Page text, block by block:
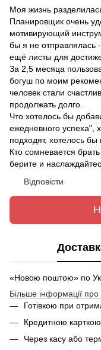
Моя жизнь
Планировщик очень
мотивирующий
бы я не отправлялась
ещё листы для
За 2,5 месяца
богуш по моим
человек стали
продолжать долго.
Что хотелось бы
ежедневного успеха",
подходят, хотелось бы
Кто сомневается
берите и
Відповісти
«Новою поштою» по
Більше інформації про
Готівкою при
Кредитною
Через касу або